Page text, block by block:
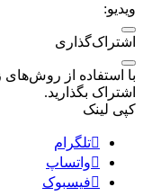
ویدیو:
اشتراک‌گذاری
با استفاده از روش‌های
اشتراک بگذارید.
کپی لینک
تلگرام
واتساپ
فیسبوک